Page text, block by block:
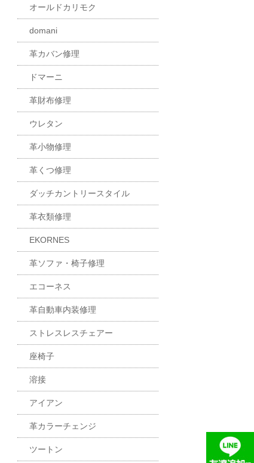
オールドカリモク
domani
革カバン修理
ドマーニ
革財布修理
ウレタン
革小物修理
革くつ修理
ダッチカントリースタイル
革衣類修理
EKORNES
革ソファ・椅子修理
エコーネス
革自動車内装修理
ストレスレスチェアー
座椅子
溶接
アイアン
革カラーチェンジ
ツートン